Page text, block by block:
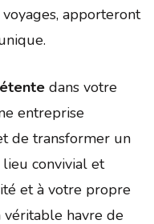
apporteront
dans votre
entreprise
de transformer un
convivial et
et à votre propre
havre de